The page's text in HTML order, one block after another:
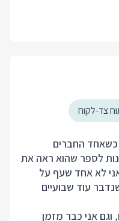
צד-לקוח
שמעתי על גיט לראשונה ב 2009 כשאחד החברים
לספר שהוא ראה את
לא אחד שעף על
עוד שבועיים
וגם אני כבר מזמן